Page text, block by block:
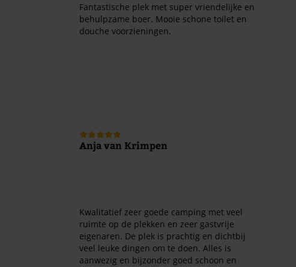
Fantastische plek met super vriendelijke en
behulpzame boer. Mooie schone toilet en
douche voorzieningen.
Anja van Krimpen
Kwalitatief zeer goede camping met veel
ruimte op de plekken en zeer gastvrije
eigenaren. De plek is prachtig en dichtbij
veel leuke dingen om te doen. Alles is
aanwezig en bijzonder goed schoon en